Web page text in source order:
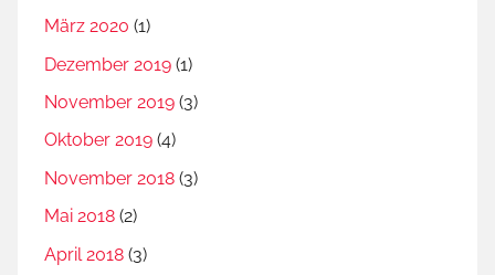
März 2020 (1)
Dezember 2019 (1)
November 2019 (3)
Oktober 2019 (4)
November 2018 (3)
Mai 2018 (2)
April 2018 (3)